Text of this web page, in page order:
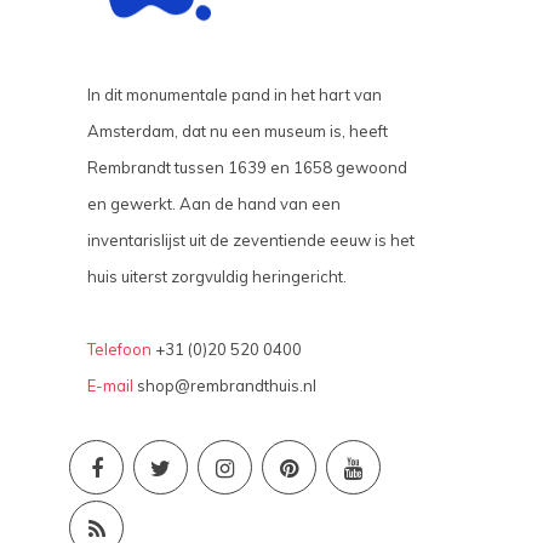
In dit monumentale pand in het hart van
Amsterdam, dat nu een museum is, heeft
Rembrandt tussen 1639 en 1658 gewoond
en gewerkt. Aan de hand van een
inventarislijst uit de zeventiende eeuw is het
huis uiterst zorgvuldig heringericht.
Telefoon +31 (0)20 520 0400
E-mail shop@rembrandthuis.nl